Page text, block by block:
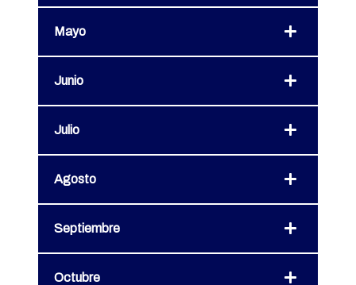
Mayo
Junio
Julio
Agosto
Septiembre
Octubre